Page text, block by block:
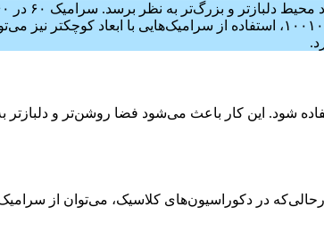
مناسبی برای این فضاها هستند. در پذیرایی‌های بزرگ علاوه بر سرامیک‌های بزرگ در سایز ۸۰*۸۰ و
شود. این کار باعث می‌شود فضا روشن‌تر و دلبازتر
در دکوراسیون‌های کلاسیک، می‌توان از